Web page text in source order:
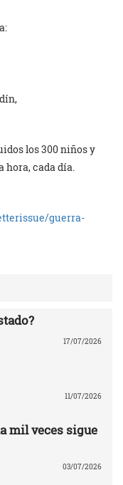
los 300 niños y
cada día.
guerra-
17/07/2026
11/07/2026
mil veces sigue
03/07/2026